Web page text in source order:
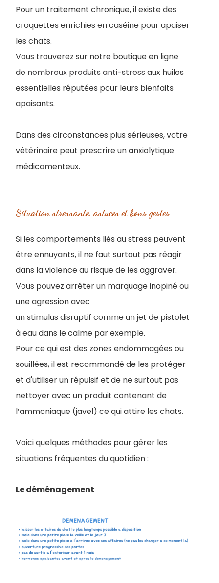
Pour un traitement chronique, il existe des
croquettes enrichies en caséine pour apaiser
les chats.
Vous trouverez sur notre boutique en ligne
de nombreux produits anti-stress aux huiles
essentielles réputées pour leurs bienfaits
apaisants.
Dans des circonstances plus sérieuses, votre
vétérinaire peut prescrire un anxiolytique
médicamenteux.
Situation stressante, astuces et bons gestes
Si les comportements liés au stress peuvent
être ennuyants, il ne faut surtout pas réagir
dans la violence au risque de les aggraver.
Vous pouvez arrêter un marquage inopiné ou
une agression avec
un stimulus disruptif comme un jet de pistolet
à eau dans le calme par exemple.
Pour ce qui est des zones endommagées ou
souillées, il est recommandé de les protéger
et d'utiliser un répulsif et de ne surtout pas
nettoyer avec un produit contenant de
l’ammoniaque (javel) ce qui attire les chats.
Voici quelques méthodes pour gérer les
situations fréquentes du quotidien :
Le déménagement